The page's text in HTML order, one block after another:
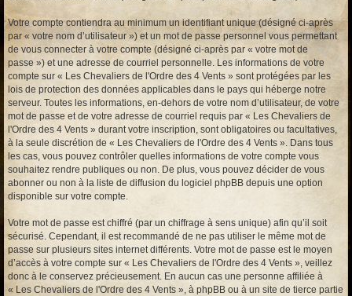
Votre compte contiendra au minimum un identifiant unique (désigné ci-après
par « votre nom d’utilisateur ») et un mot de passe personnel vous permettant
de vous connecter à votre compte (désigné ci-après par « votre mot de
passe ») et une adresse de courriel personnelle. Les informations de votre
compte sur « Les Chevaliers de l'Ordre des 4 Vents » sont protégées par les
lois de protection des données applicables dans le pays qui héberge notre
serveur. Toutes les informations, en-dehors de votre nom d’utilisateur, de votre
mot de passe et de votre adresse de courriel requis par « Les Chevaliers de
l'Ordre des 4 Vents » durant votre inscription, sont obligatoires ou facultatives,
à la seule discrétion de « Les Chevaliers de l'Ordre des 4 Vents ». Dans tous
les cas, vous pouvez contrôler quelles informations de votre compte vous
souhaitez rendre publiques ou non. De plus, vous pouvez décider de vous
abonner ou non à la liste de diffusion du logiciel phpBB depuis une option
disponible sur votre compte.
Votre mot de passe est chiffré (par un chiffrage à sens unique) afin qu’il soit
sécurisé. Cependant, il est recommandé de ne pas utiliser le même mot de
passe sur plusieurs sites internet différents. Votre mot de passe est le moyen
d’accès à votre compte sur « Les Chevaliers de l'Ordre des 4 Vents », veillez
donc à le conservez précieusement. En aucun cas une personne affiliée à
« Les Chevaliers de l'Ordre des 4 Vents », à phpBB ou à un site de tierce partie